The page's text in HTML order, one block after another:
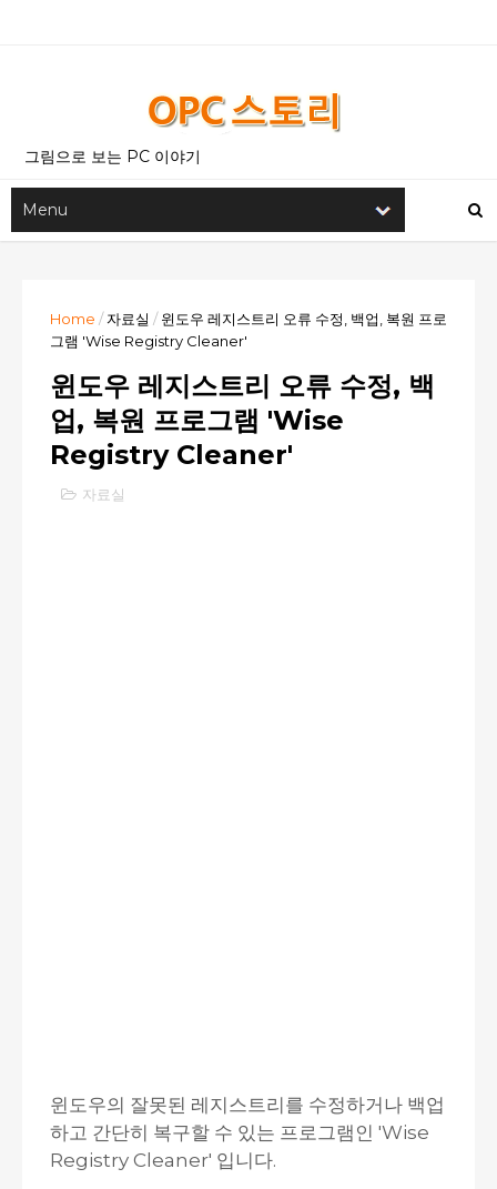
그림으로 보는 PC 이야기
Home /자료실 / 윈도우 레지스트리 오류 수정, 백업, 복원 프로
그램 'Wise Registry Cleaner'
윈도우 레지스트리 오류 수정, 백
업, 복원 프로그램 'Wise
Registry Cleaner'
자료실
윈도우의 잘못된 레지스트리를 수정하거나 백업
하고 간단히 복구할 수 있는 프로그램인 'Wise
Registry Cleaner' 입니다.